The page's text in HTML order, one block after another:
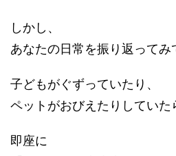
しかし、
あなたの日常を振り返ってみ
子どもがぐずっていたり、
ペットがおびえたりしていた
即座に